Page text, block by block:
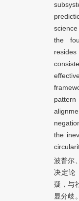
the
the
波普尔
决定论
疑，与
显分歧